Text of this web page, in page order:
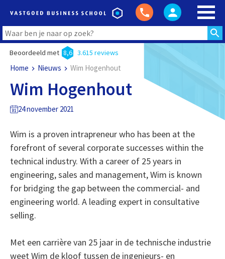
Beoordeeld met 8,6 3.615 reviews
Home Nieuws Wim Hogenhout
Wim Hogenhout
24 november 2021
Wim is a proven intrapreneur who has been at the
forefront of several corporate successes within the
technical industry. With a career of 25 years in
engineering, sales and management, Wim is known
for bridging the gap between the commercial- and
engineering world. A leading expert in consultative
selling.
Met een carrière van 25 jaar in de technische industrie
weet Wim de kloof tussen de ingenieurs- en